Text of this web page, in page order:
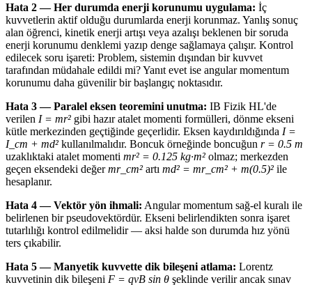
Hata 2 — Her durumda enerji korunumu uygulama: İç
kuvvetlerin aktif olduğu durumlarda enerji korunmaz. Yanlış sonuç
alan öğrenci, kinetik enerji artışı veya azalışı beklenen bir soruda
enerji korunumu denklemi yazıp denge sağlamaya çalışır. Kontrol
edilecek soru işareti: Problem, sistemin dışından bir kuvvet
tarafından müdahale edildi mi? Yanıt evet ise angular momentum
korunumu daha güvenilir bir başlangıç noktasıdır.
Hata 3 — Paralel eksen teoremini unutma: IB Fizik HL'de
verilen I = mr² gibi hazır atalet momenti formülleri, dönme ekseni
kütle merkezinden geçtiğinde geçerlidir. Eksen kaydırıldığında I =
I_cm + md² kullanılmalıdır. Boncuk örneğinde boncuğun r = 0.5 m
uzaklıktaki atalet momenti mr² = 0.125 kg·m² olmaz; merkezden
geçen eksendeki değermr_cm² artı md² = mr_cm² + m(0.5)² ile
hesaplanır.
Hata 4 — Vektör yön ihmali: Angular momentum sağ-el kuralı ile
belirlenen bir pseudovektördür. Ekseni belirlendikten sonra işaret
tutarlılığı kontrol edilmelidir — aksi halde son durumda hız yönü
ters çıkabilir.
Hata 5 — Manyetik kuvvette dik bileşeni atlama: Lorentz
kuvvetinin dik bileşeni F = qvB sin θ şeklinde verilir ancak sınav